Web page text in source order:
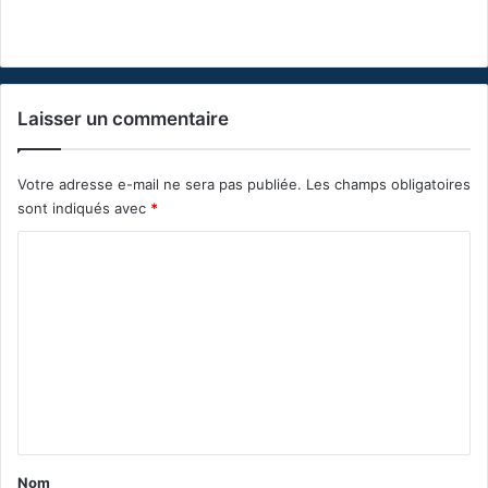
Laisser un commentaire
Votre adresse e-mail ne sera pas publiée. Les champs obligatoires
sont indiqués avec *
a
Nom